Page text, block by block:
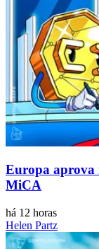
Europa aprova
MiCA
há 12 horas
Helen Partz